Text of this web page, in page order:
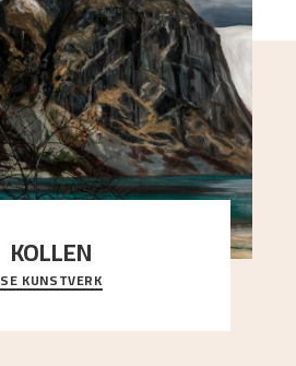
KOLLEN
bildeflaten, og står i
det spinkle rognetreet ute
SE KUNSTVERK